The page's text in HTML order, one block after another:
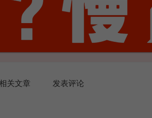
关文章 发表评论